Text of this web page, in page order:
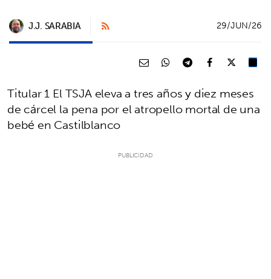
J.J. SARABIA 29/JUN/26
Titular 1 El TSJA eleva a tres años y diez meses
de cárcel la pena por el atropello mortal de una
bebé en Castilblanco